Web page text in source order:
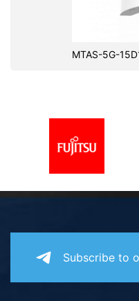
MTAS-5G-
Subscribe to